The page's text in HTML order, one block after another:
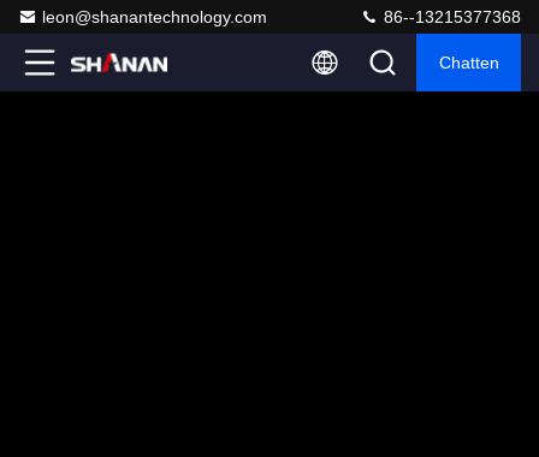
leon@shanantechnology.com 86--13215377368
Chatten